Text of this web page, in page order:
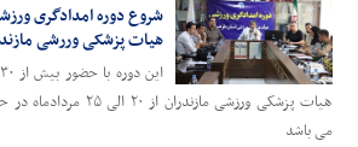
شروع دوره امدادگری
هیات پزشکی وررشی
هیات پزشکی ورزشی مازندران از ۲۰
می باشد